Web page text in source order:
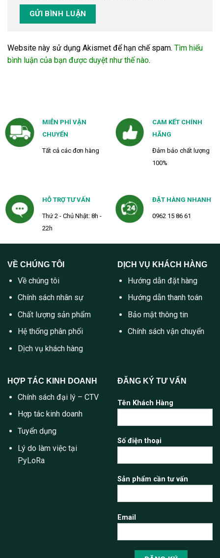
Website này sử dụng Akismet để hạn chế spam. Tìm hiểu
bình luận của bạn được duyệt như thế nào.
MIỄN PHÍ VẬN
CHUYỂN
Tất cả các đơn hàng
CAM KẾT CHÍNH
HÃNG
Đảm bảo chất lượng
100%
HỖ TRỢ TƯ VẤN
Thứ 2 - Chủ Nhật: 8h -
22h
ĐẶT HÀNG NHANH
0962 15 86 61
VỀ CHÚNG TÔI
Về chúng tôi
Chính sách nhân sự
Chất lượng sản phẩm
Hệ thống phân phối
Dịch vụ khách hàng
DỊCH VỤ KHÁCH HÀNG
Hướng dẫn đặt hàng
Hướng dẫn thanh toán
Bảo mật thông tin
Chính sách vận chuyển
HỢP TÁC KINH DOANH
Chính sách đại lý – CTV
Hợp tác kinh doanh
Tuyển dụng
Lý do làm việc tại
PyLoRa
ĐĂNG KÝ TƯ VẤN
Tên Khách Hàng
Số điện thoại
Sản phẩm cần tư vấn
Email